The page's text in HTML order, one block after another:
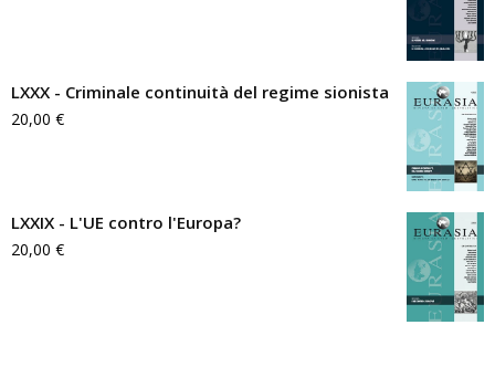
LXXX - Criminale continuità del regime sionista
20,00 €
LXXIX - L'UE contro l'Europa?
20,00 €